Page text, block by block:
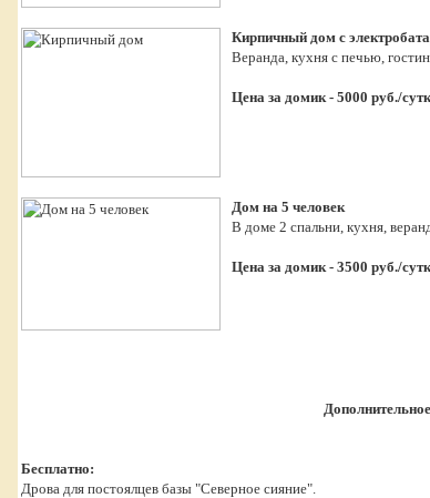
Кирпичный дом с
Веранда, кухня с печью,
Цена за домик - 5000 руб./
Дом на 5 человек
В доме 2 спальни, кухня,
Цена за домик - 3500 руб./
Бесплатно:
Дрова для постоялцев базы "Северное сияние".